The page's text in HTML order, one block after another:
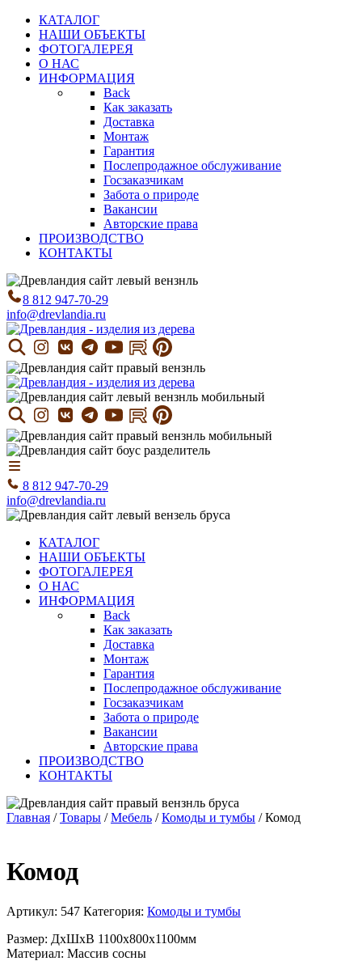
КАТАЛОГ
НАШИ ОБЪЕКТЫ
ФОТОГАЛЕРЕЯ
О НАС
ИНФОРМАЦИЯ
Back
Как заказать
Доставка
Монтаж
Гарантия
Послепродажное обслуживание
Госзаказчикам
Забота о природе
Вакансии
Авторские права
ПРОИЗВОДСТВО
КОНТАКТЫ
8 812 947-70-29
info@drevlandia.ru
8 812 947-70-29
info@drevlandia.ru
КАТАЛОГ
НАШИ ОБЪЕКТЫ
ФОТОГАЛЕРЕЯ
О НАС
ИНФОРМАЦИЯ
Back
Как заказать
Доставка
Монтаж
Гарантия
Послепродажное обслуживание
Госзаказчикам
Забота о природе
Вакансии
Авторские права
ПРОИЗВОДСТВО
КОНТАКТЫ
Главная /Товары /Мебель /Комоды и тумбы /Комод
Комод
Артикул: 547 Категория: Комоды и тумбы
Размер: ДхШхВ 1100х800х1100мм
Материал: Массив сосны